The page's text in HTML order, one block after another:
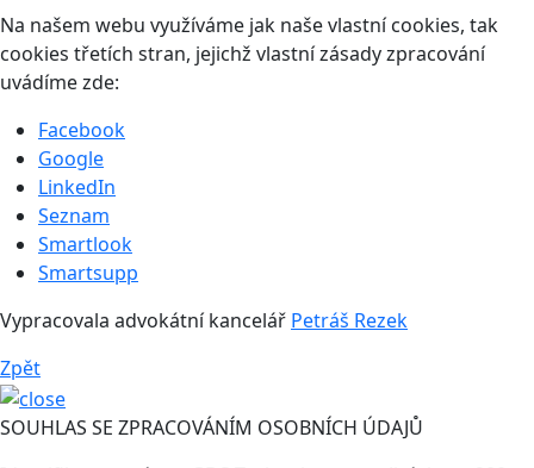
Na našem webu využíváme jak naše vlastní cookies, tak
cookies třetích stran, jejichž vlastní zásady zpracování
uvádíme zde:
Facebook
Google
LinkedIn
Seznam
Smartlook
Smartsupp
Vypracovala advokátní kancelář Petráš Rezek
Zpět
SOUHLAS SE ZPRACOVÁNÍM OSOBNÍCH ÚDAJŮ